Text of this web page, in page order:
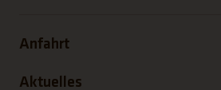
Anfahrt
Aktuelles